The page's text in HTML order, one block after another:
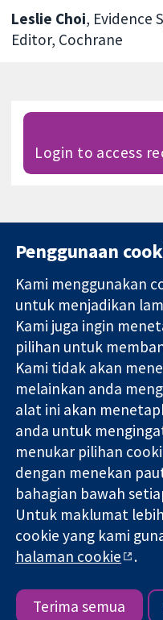
Leslie Choi, Evidence
Editor, Cochrane
Login to access
Bukti yang
dipercayai.
keputusan
termaklum
Kesihatan yang
lebih baik
11-
W1G
Kolaborasi Cochrane ialah
sebuah syarikat terhad oleh
berdaftar di England &
2127 49.
Hak Cipta © 2026 Kolabrasi
Terma & Syarat Laman Web
|
cookie|Tetapan cookie
Penggunaan
Kami menggunakan
untuk menjadikan
Kami juga ingin
pilihan untuk
Kami tidak akan
melainkan anda
alat ini akan
anda untuk
menukar pilihan
dengan menekan
bahagian bawah
Untuk maklumat
cookie yang kami
halaman cookie
.
Terima semua